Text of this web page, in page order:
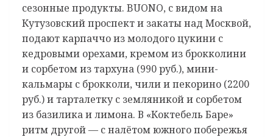
сезонные продукты. BUONO, с видом на
Кутузовский проспект и закаты над Москвой,
подают карпаччо из молодого цукини с
кедровыми орехами, кремом из брокколини
и сорбетом из тархуна (990 руб.), мини-
кальмары с брокколи, чили и пекорино (2200
руб.) и тарталетку с земляникой и сорбетом
из базилика и лимона. В «Коктебель Баре»
ритм другой — с налётом южного побережья